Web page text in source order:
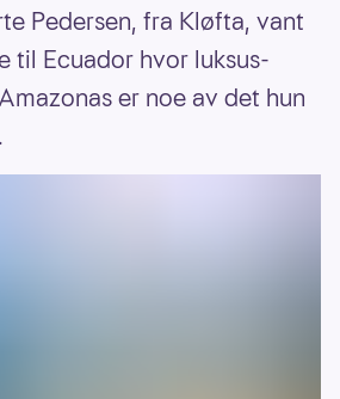
Pedersen, fra Kløfta, vant
til Ecuador hvor luksus-
er noe av det hun